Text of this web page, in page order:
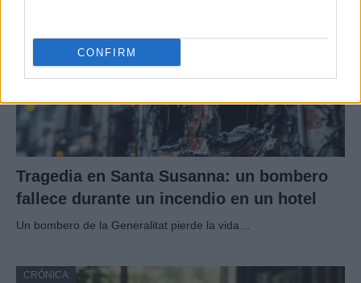
CONFIRM
Tragedia en Santa Susanna: un bombero
fallece durante un incendio en un hotel
Un bombero de la Generalitat pierde la vida…
CRÓNICA